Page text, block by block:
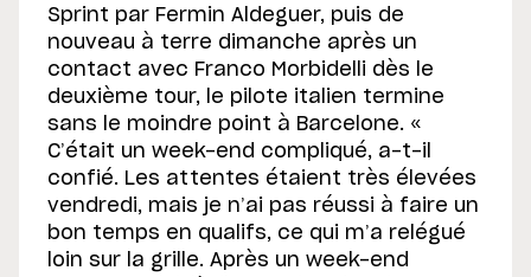
Sprint par Fermin Aldeguer, puis de
nouveau à terre dimanche après un
contact avec Franco Morbidelli dès le
deuxième tour, le pilote italien termine
sans le moindre point à Barcelone. «
C’était un week-end compliqué, a-t-il
confié. Les attentes étaient très élevées
vendredi, mais je n’ai pas réussi à faire un
bon temps en qualifs, ce qui m’a relégué
loin sur la grille. Après un week-end